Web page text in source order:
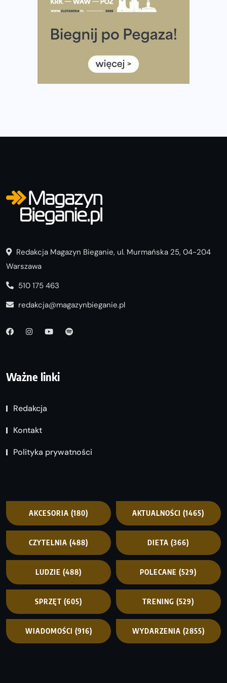
Co ma dużo białka? Produkty, które warto włączyć do
Rozbiegany Olsztyn szykuje się na weekend z
Już w tę sobotę 35. Bieg Powstania Warszawskiego.
Wystartuje rekordowa liczba uczestników
Redakcja Magazyn Bieganie, ul. Murmańska 25, 04-204
Warszawa
510 175 463
redakcja@magazynbieganie.pl
Ważne linki
Redakcja
Kontakt
Polityka prywatności
AKCESORIA (180) AKTUALNOŚCI (1465)
CZYTELNIA (488) DIETA (366)
LUDZIE (488) POLECANE (529)
SPRZĘT (605) TRENING (529)
WIADOMOŚCI (916) WYDARZENIA (2855)